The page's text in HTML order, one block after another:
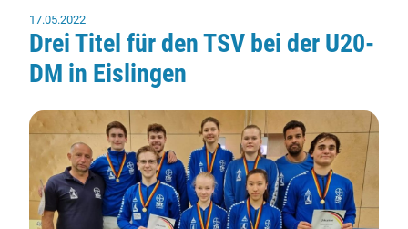
17.05.2022
Drei Titel für den TSV bei der U20-
DM in Eislingen